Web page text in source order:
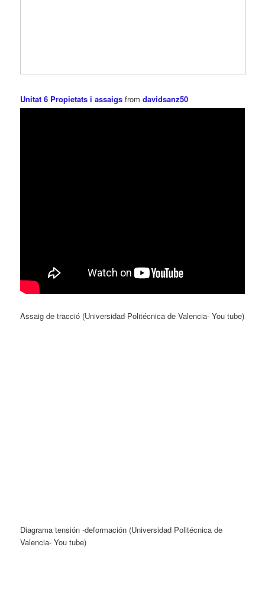
Unitat 6 Propietats i assaigs fromdavidsanz50
Assaig de tracció (Universidad Politécnica de Valencia- You tube)
Diagrama tensión -deformación (Universidad Politécnica de
Valencia- You tube)